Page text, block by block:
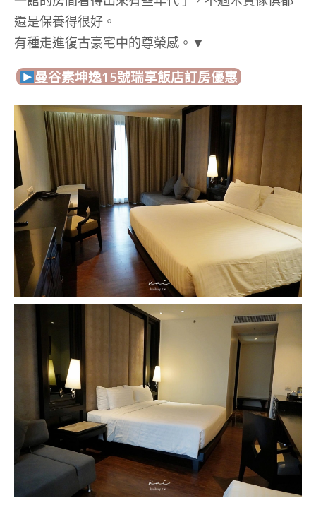
還是保養得很好。
有種走進復古豪宅中的尊榮感。▼
曼谷素坤逸15號瑞享飯店訂房優惠